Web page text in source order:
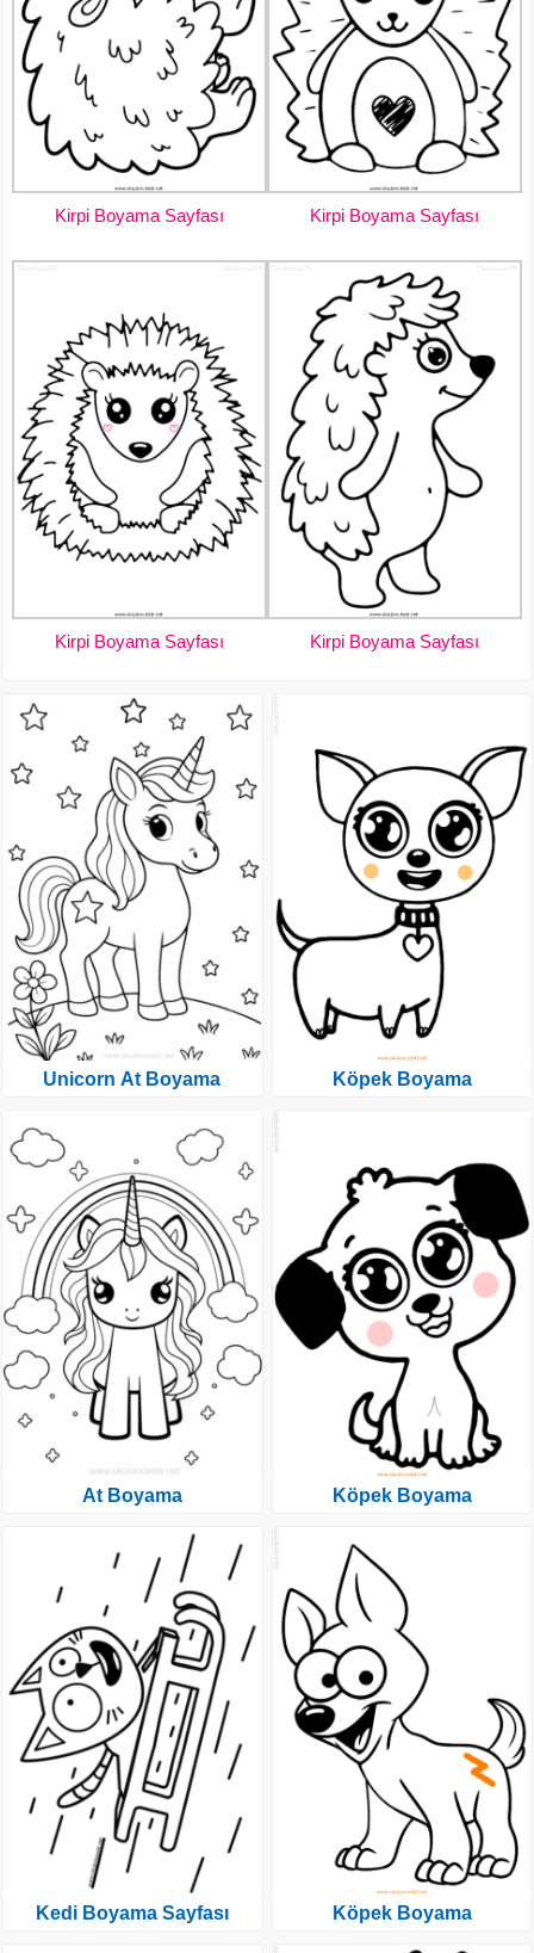
Kirpi Boyama Sayfası Kirpi Boyama Sayfası
Kirpi Boyama Sayfası Kirpi Boyama Sayfası
Unicorn At Boyama
At Boyama
Kedi Boyama Sayfası
Köpek Boyama
Köpek Boyama
Köpek Boyama